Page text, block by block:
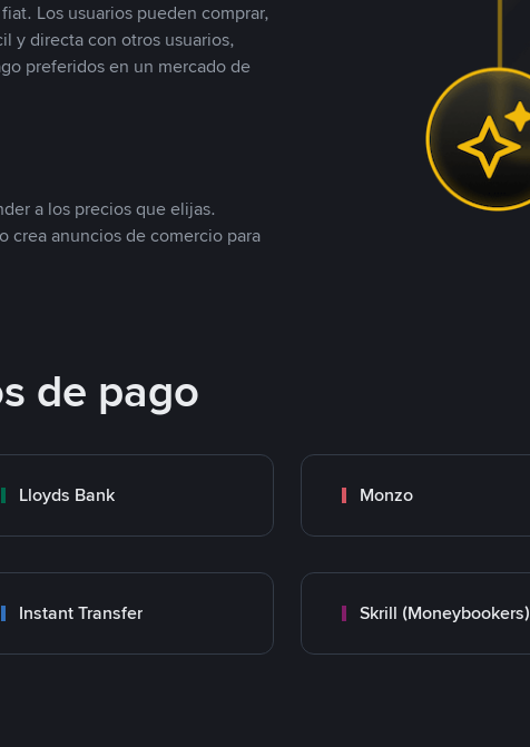
Los usuarios pueden comprar,
y directa con otros usuarios,
preferidos en un mercado de
a los precios que elijas.
crea anuncios de comercio para
de pago
Lloyds Bank Monzo
Instant Transfer Skrill (Moneybookers)